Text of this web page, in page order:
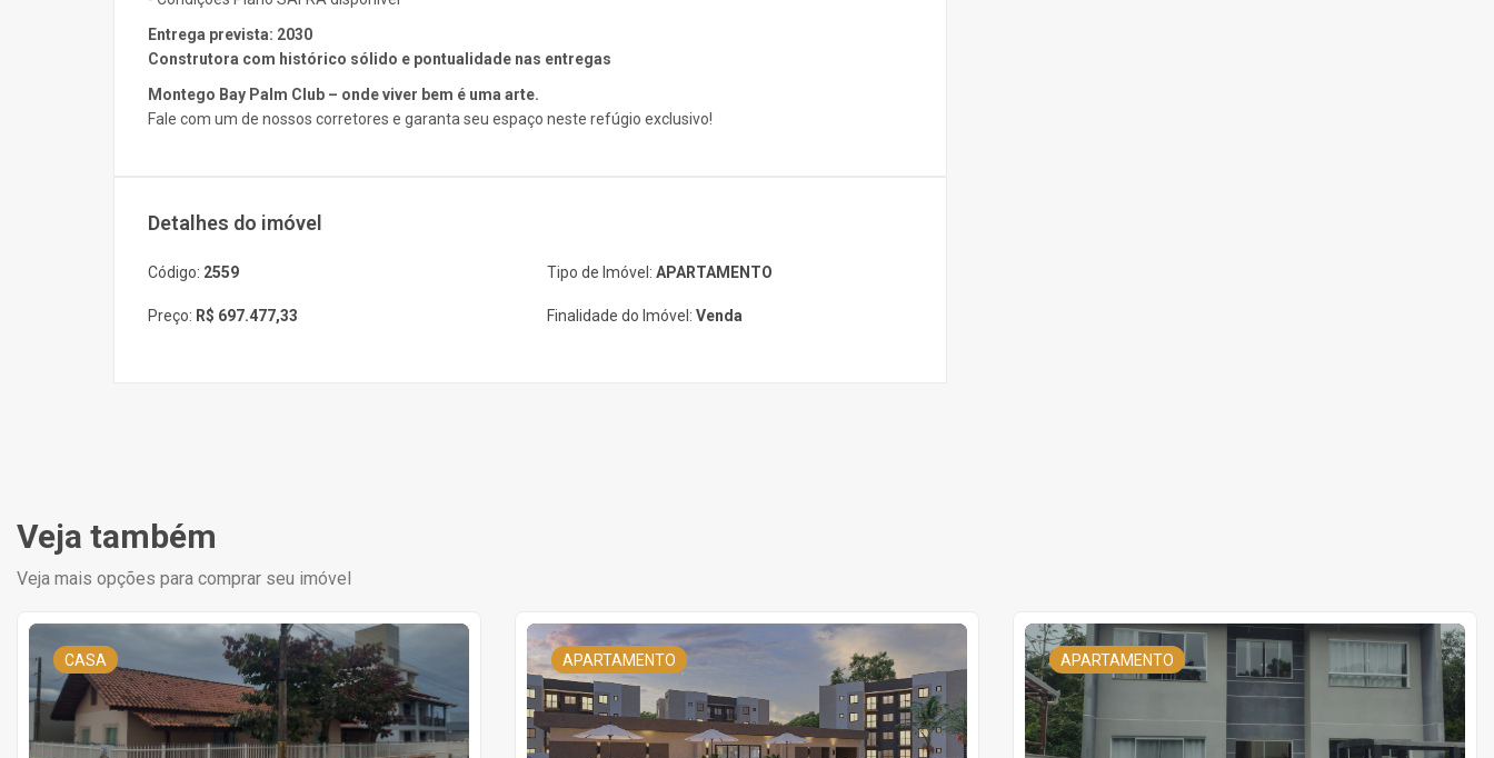
Entrega prevista: 2030
Construtora com histórico sólido e pontualidade nas entregas
Montego Bay Palm Club – onde viver bem é uma arte.
Fale com um de nossos corretores e garanta seu espaço neste refúgio exclusivo!
Detalhes do imóvel
Código: 2559
Preço: R$ 697.477,33
Tipo de Imóvel: APARTAMENTO
Finalidade do Imóvel: Venda
Veja também
Veja mais opções para comprar seu imóvel
CASA APARTAMENTO APARTAMENTO